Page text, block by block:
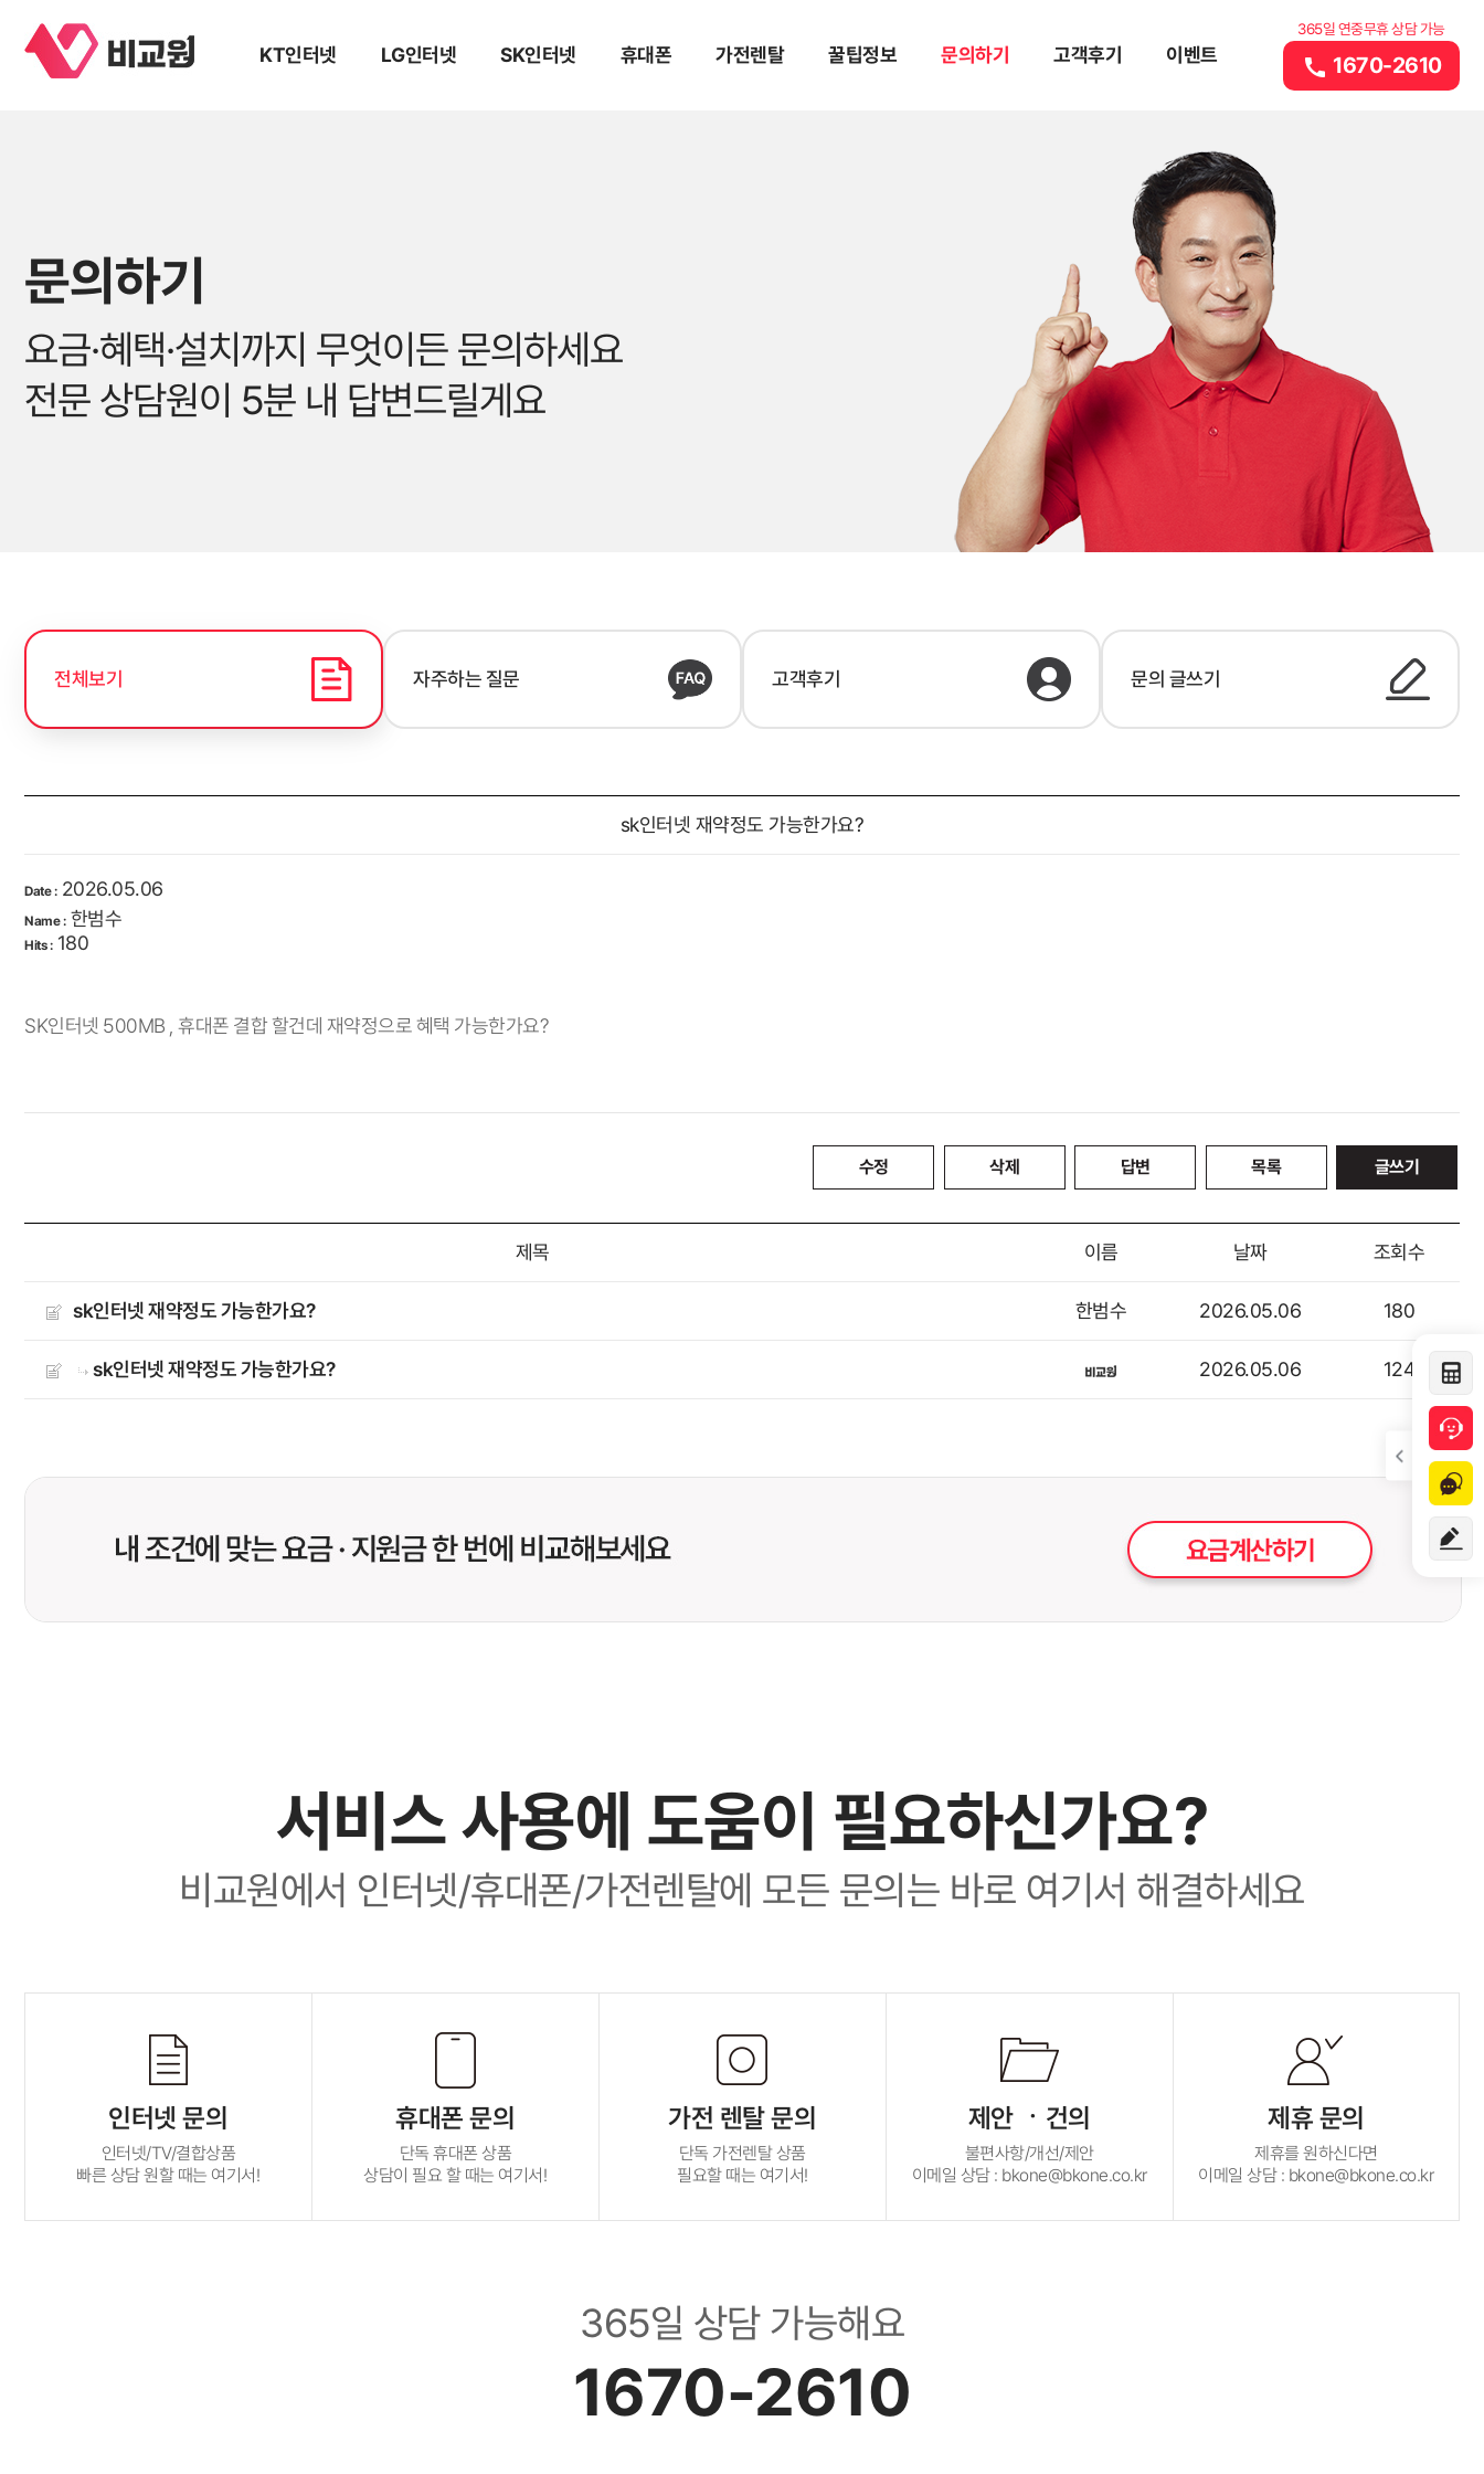
KT인터넷 LG인터넷 SK인터넷 휴대폰 가전렌탈 꿀팁정보 문의하기 고객후기 이벤트
365일 연중무휴 상담 가능
call 1670-2610
문의하기
요금·혜택·설치까지 무엇이든 문의하세요
전문 상담원이 5분 내 답변드릴게요
전체보기 자주하는 질문 고객후기 문의 글쓰기
sk인터넷 재약정도 가능한가요?
Date :2026.05.06
Name :한범수
Hits :180
SK인터넷 500MB , 휴대폰 결합 할건데 재약정으로 혜택 가능한가요?
수정 삭제 답변 목록 글쓰기
제목 이름 날짜 조회수
sk인터넷 재약정도 가능한가요? 한범수 2026.05.06 180
sk인터넷 재약정도 가능한가요? 2026.05.06 124
서비스 사용에 도움이 필요하신가요?
비교원에서 인터넷/휴대폰/가전렌탈에 모든 문의는 바로 여기서 해결하세요
인터넷 문의
인터넷/TV/결합상품
빠른 상담 원할 때는 여기서!
휴대폰 문의
단독 휴대폰 상품
상담이 필요 할 때는 여기서!
가전 렌탈 문의
단독 가전렌탈 상품
필요할 때는 여기서!
제안 ㆍ건의
불편사항/개선/제안
이메일 상담 : bkone@bkone.co.kr
제휴 문의
제휴를 원하신다면
이메일 상담 : bkone@bkone.co.kr
365일 상담 가능해요
1670-2610